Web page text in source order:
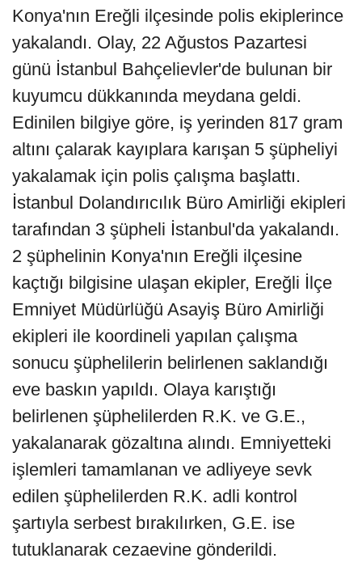
Konya'nın Ereğli ilçesinde polis ekiplerince
yakalandı. Olay, 22 Ağustos Pazartesi
günü İstanbul Bahçelievler'de bulunan bir
kuyumcu dükkanında meydana geldi.
Edinilen bilgiye göre, iş yerinden 817 gram
altını çalarak kayıplara karışan 5 şüpheliyi
yakalamak için polis çalışma başlattı.
İstanbul Dolandırıcılık Büro Amirliği ekipleri
tarafından 3 şüpheli İstanbul'da yakalandı.
2 şüphelinin Konya'nın Ereğli ilçesine
kaçtığı bilgisine ulaşan ekipler, Ereğli İlçe
Emniyet Müdürlüğü Asayiş Büro Amirliği
ekipleri ile koordineli yapılan çalışma
sonucu şüphelilerin belirlenen saklandığı
eve baskın yapıldı. Olaya karıştığı
belirlenen şüphelilerden R.K. ve G.E.,
yakalanarak gözaltına alındı. Emniyetteki
işlemleri tamamlanan ve adliyeye sevk
edilen şüphelilerden R.K. adli kontrol
şartıyla serbest bırakılırken, G.E. ise
tutuklanarak cezaevine gönderildi.